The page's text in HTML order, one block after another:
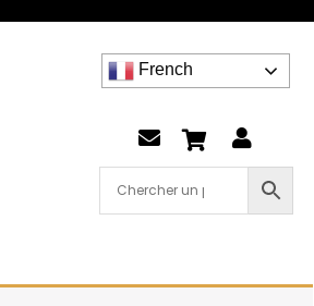
French